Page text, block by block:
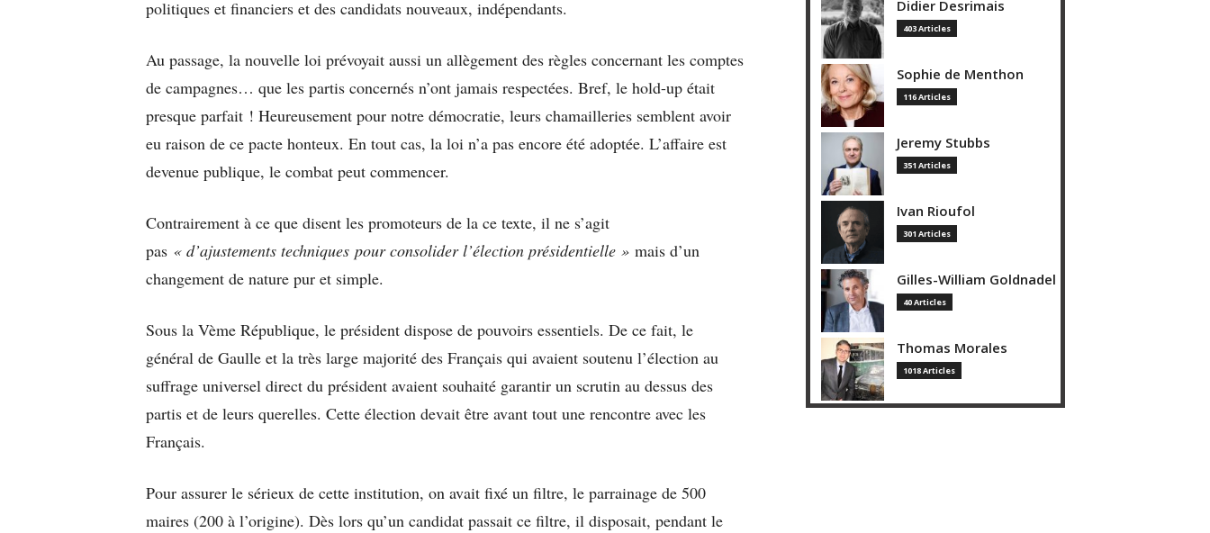
politiques et financiers et des candidats nouveaux, indépendants.
Au passage, la nouvelle loi prévoyait aussi un allègement des règles concernant les comptes
de campagnes… que les partis concernés n’ont jamais respectées. Bref, le hold-up était
presque parfait ! Heureusement pour notre démocratie, leurs chamailleries semblent avoir
eu raison de ce pacte honteux. En tout cas, la loi n’a pas encore été adoptée. L’affaire est
devenue publique, le combat peut commencer.
Contrairement à ce que disent les promoteurs de la ce texte, il ne s’agit
pas « d’ajustements techniques pour consolider l’élection présidentielle » mais d’un
changement de nature pur et simple.
Sous la Vème République, le président dispose de pouvoirs essentiels. De ce fait, le
général de Gaulle et la très large majorité des Français qui avaient soutenu l’élection au
suffrage universel direct du président avaient souhaité garantir un scrutin au dessus des
partis et de leurs querelles. Cette élection devait être avant tout une rencontre avec les
Français.
Pour assurer le sérieux de cette institution, on avait fixé un filtre, le parrainage de 500
maires (200 à l’origine). Dès lors qu’un candidat passait ce filtre, il disposait, pendant le
Didier Desrimais
403 Articles
Sophie de Menthon
116 Articles
Jeremy Stubbs
351 Articles
Ivan Rioufol
301 Articles
Gilles-William Goldnadel
40 Articles
Thomas Morales
1018 Articles